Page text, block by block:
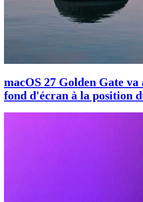
macOS 27 Golden Gate va
fond d'écran à la position